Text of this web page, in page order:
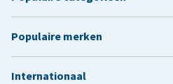
Populaire merken
Internationaal